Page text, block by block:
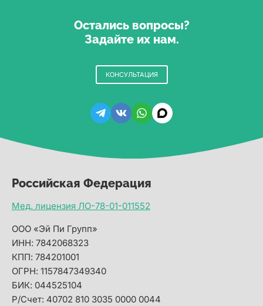
Остались вопросы?
Задайте их нам.
КОНСУЛЬТАЦИЯ
Российская Федерация
Мед. лицензия ЛО-78-01-011552
ООО «Эй Пи Групп»
ИНН: 7842068323
КПП: 784201001
ОГРН: 1157847349340
БИК: 044525104
Р/Счет: 40702 810 3035 0000 0044